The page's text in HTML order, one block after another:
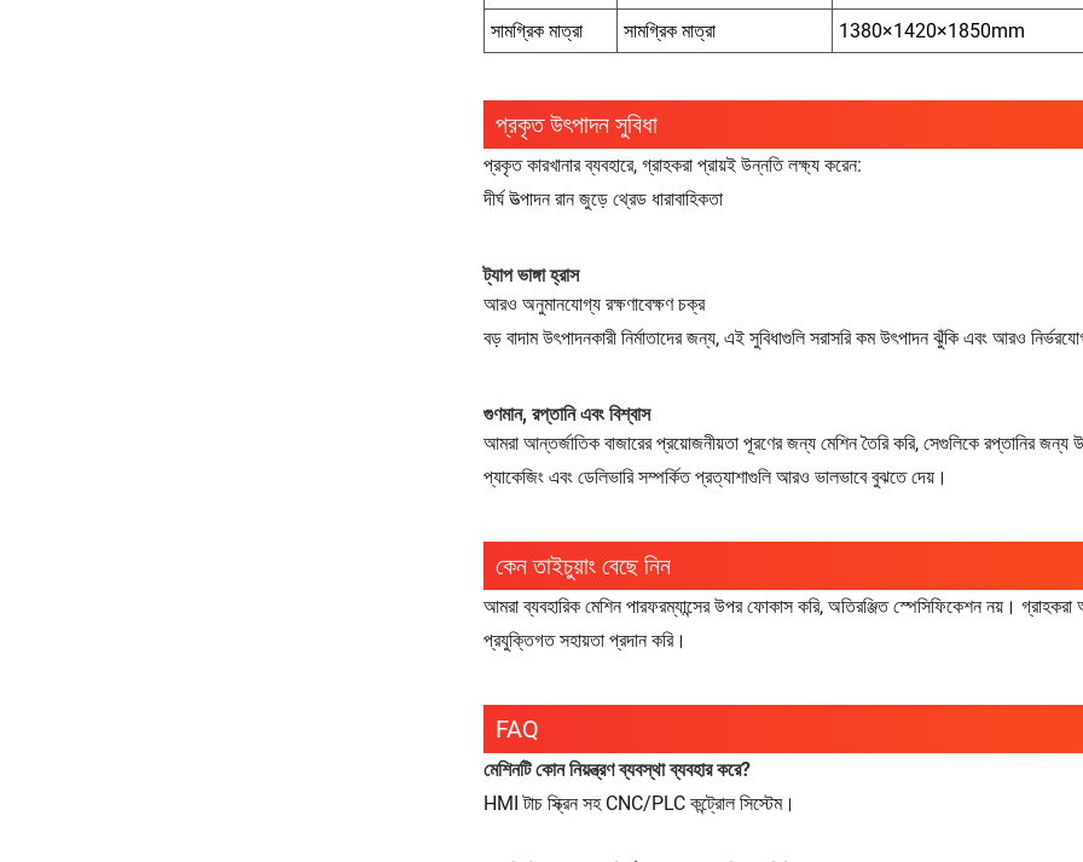
সামগ্রিক মাত্রা
সামগ্রিক মাত্রা 1380×1420×1850mm
প্রকৃত উৎপাদন সুবিধা
প্রকৃত কারখানার ব্যবহারে, গ্রাহকরা প্রায়ই উন্নতি লক্ষ্য করেন:
দীর্ঘ উত্পাদন রান জুড়ে থ্রেড ধারাবাহিকতা
ট্যাপ ভাঙ্গা হ্রাস
আরও অনুমানযোগ্য রক্ষণাবেক্ষণ চক্র
বড় বাদাম উৎপাদনকারী নির্মাতাদের জন্য, এই সুবিধাগুলি সরাসরি কম উৎপাদন ঝুঁকি এবং আরও
গুণমান, রপ্তানি এবং বিশ্বাস
আমরা আন্তর্জাতিক বাজারের প্রয়োজনীয়তা পূরণের জন্য মেশিন তৈরি করি, সেগুলিকে রপ্তানির
প্যাকেজিং এবং ডেলিভারি সম্পর্কিত প্রত্যাশাগুলি আরও ভালভাবে বুঝতে দেয়।
কেন তাইচুয়াং বেছে নিন
আমরা ব্যবহারিক মেশিন পারফরম্যান্সের উপর ফোকাস করি, অতিরঞ্জিত স্পেসিফিকেশন নয়। গ্রাহকরা
প্রযুক্তিগত সহায়তা প্রদান করি।
FAQ
মেশিনটি কোন নিয়ন্ত্রণ ব্যবস্থা ব্যবহার করে?
HMI টাচ স্ক্রিন সহ CNC/PLC কন্ট্রোল সিস্টেম।